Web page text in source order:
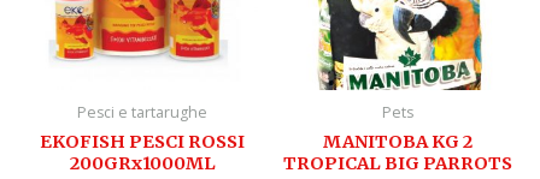
Pesci e tartarughe
EKOFISH PESCI ROSSI
200GRx1000ML
Pets
MANITOBA KG 2
TROPICAL BIG PARROTS